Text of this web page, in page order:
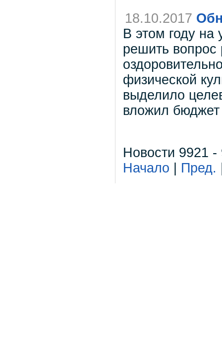
18.10.2017
В этом году
решить вопрос
физической
выделило
вложил бюджет
Новости 9921 -
Начало
Пред.